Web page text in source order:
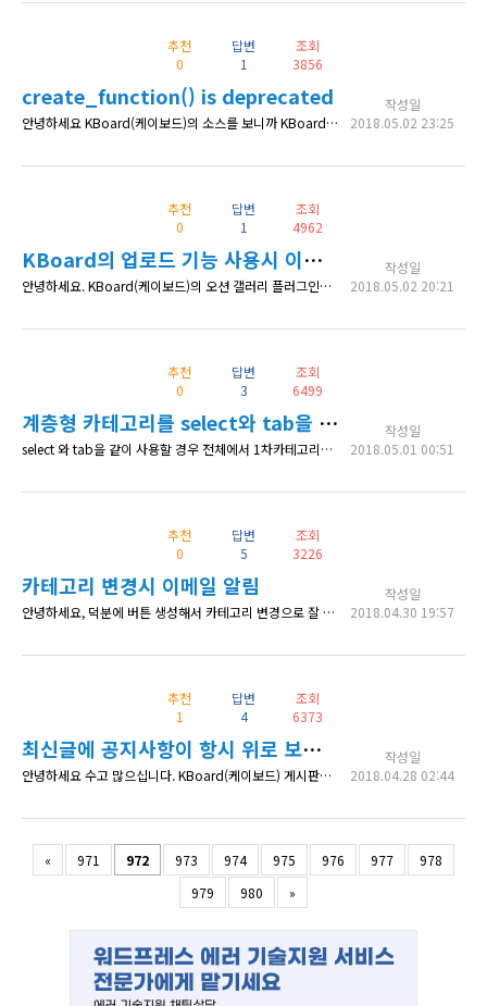
추천
0
답변
1
조회
3856
create_function() is deprecated
안녕하세요 KBoard(케이보드)의 소스를 보니까 KBoard.class.php안에 create_function()함수가 있는데 php 7.2 에서 deprecated된 함수로 알고있습니다. 그래서 그런지 php 7.2상에서 오류가 뜨는데 해결책이 있나요??
작성일
2018.05.02 23:25
추천
0
답변
1
조회
4962
KBoard의 업로드 기능 사용시 이미지 파일에 관해
안녕하세요. KBoard(케이보드)의 오션 갤러리 플러그인이나 일반 게시판에 사진을 올릴때 기존의 워드프레스 파일 업로드 방식이 아닌 KBoard의 업로드 기능을 이용해 이미지가 올라가는걸 보았습니다. 그런데 KBoard로 해두다 보니, 기존의 이미지 최적화와 관련된 방법이 하나도 먹히지 않습니다. 이미지 업로드 시 용량을 제한하는 방법이 아닌, 업로드 시 이미지 최적화는 아니더라도 자동으로 리사이징되게 하는 방법이 없
작성일
2018.05.02 20:21
추천
0
답변
3
조회
6499
계층형 카테고리를 select와 tab을 드롭다운 형태로 같이 사용중인데 드롭다운 없애고 맨 처음 카테고리만 사용하고 싶어요!
select 와 tab을 같이 사용할 경우 전체에서 1차카테고리를 선택할 경우에는 되는데 2차카테고리를 고를 경우 1차카테고리까지만 선택되는 오류를 아이에 안보이게 하고자 1차카테고리만 보이게 하고 싶은데 가능하나요?? 2차 3차 카테고리 그냥 아이에 안보이게하고 1차카테고리만 선택할수 있게 하고 싶습니다. www.boozesounds.com
작성일
2018.05.01 00:51
추천
0
답변
5
조회
3226
카테고리 변경시 이메일 알림
안녕하세요, 덕분에 버튼 생성해서 카테고리 변경으로 잘 만들었습니다. 그런데 아직 관리자에게 이메일이 안옵니다. 코드 확인좀 부탁드립니다. add_action('kboard_document_update', 'my_admin_category_email_alert', 10, 2); function my_admin_category_email_alert($content_uid, $board_id){ $docum
작성일
2018.04.30 19:57
추천
1
답변
4
조회
6373
최신글에 공지사항이 항시 위로 보이도록
안녕하세요 수고 많으십니다. KBoard(케이보드) 게시판에 올린 공지글(notice)가 최신글에서도 맨위로 항시 보여졌으면 좋겠습니다. 어떻게 하면 좋을까요?
작성일
2018.04.28 02:44
« 971 972 973 974 975 976 977
978
979
980 »